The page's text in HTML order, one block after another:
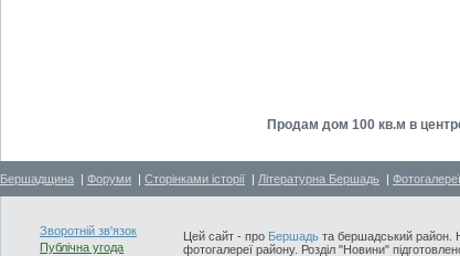
Продам дом 100 кв.м в
Бершадщина | Форуми | Сторінками історії | Літературна Бершадь | Фотогалереї
Зворотній зв'язок
Публічна угода
Цей сайт - про Бершадь та бершадський район.
фотогалереї району. Розділ "Новини"